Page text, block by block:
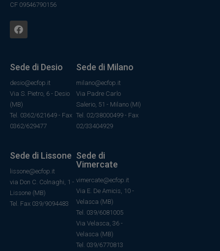
CF 09546790156
Sede di Desio
desio@ecfop.it
Via S. Pietro, 6 - Desio
(MB)
Tel. 0362/621649 - Fax
0362/629477
Sede di Lissone
lissone@ecfop.it
via Don C. Colnaghi, 1 -
Lissone (MB)
Tel. Fax 039/9094483
Sede di Milano
milano@ecfop.it
Via Padre Carlo
Salerio, 51 - Milano (MI)
Tel. 02/38000499 - Fax
02/33404929
Sede di
Vimercate
vimercate@ecfop.it
Via E. De Amicis, 10 -
Velasca (MB)
Tel. 039/6081005
Via Velasca, 36 -
Velasca (MB)
Tel. 039/6770813